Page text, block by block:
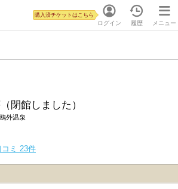
ログイン
購入済チケットはこちら
履歴 メニュー
閉館しました）
外温泉
コミ 23件